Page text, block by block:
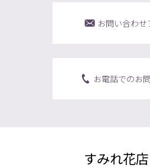
お問い合わせ
お電話でのお
すみれ花店